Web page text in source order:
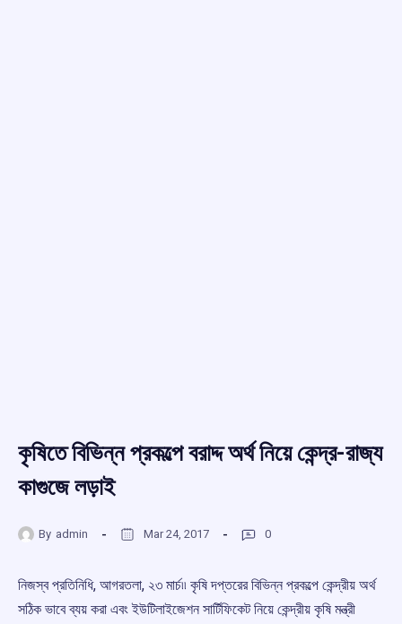
কৃষিতে বিভিন্ন প্রকল্পে বরাদ্দ অর্থ নিয়ে কেন্দ্র-রাজ্য
কাগুজে লড়াই
By admin Mar 24, 2017 0
নিজস্ব প্রতিনিধি, আগরতলা, ২৩ মার্চ৷৷ কৃষি দপ্তরের বিভিন্ন প্রকল্পে কেন্দ্রীয় অর্থ
সঠিক ভাবে ব্যয় করা এবং ইউটিলাইজেশন সার্টিফিকেট নিয়ে কেন্দ্রীয় কৃষি মন্ত্রী